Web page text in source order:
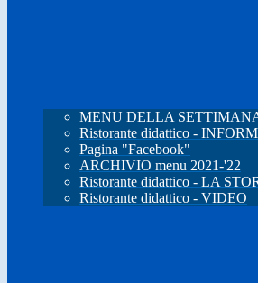
MENU DELLA
Ristorante didattico -
Pagina "Facebook"
ARCHIVIO menu 2021-'22
Ristorante didattico - LA
Ristorante didattico - VIDEO